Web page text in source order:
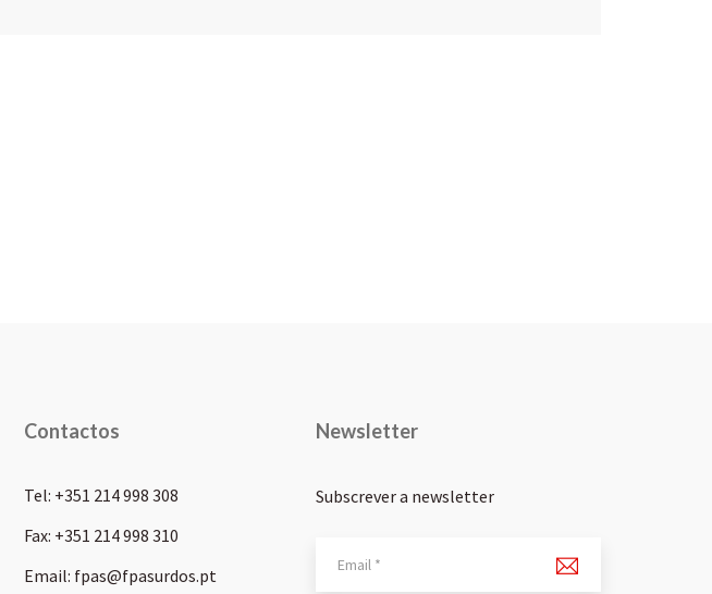
Contactos
Tel: +351 214 998 308
Fax: +351 214 998 310
Email: fpas@fpasurdos.pt
Newsletter
Subscrever a newsletter